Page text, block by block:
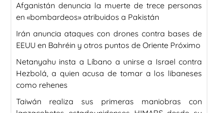
Afganistán denuncia la muerte de trece personas
en «bombardeos» atribuidos a Pakistán
Irán anuncia ataques con drones contra bases de
EEUU en Bahréin y otros puntos de Oriente Próximo
Netanyahu insta a Líbano a unirse a Israel contra
Hezbolá, a quien acusa de tomar a los libaneses
como rehenes
Taiwán realiza sus primeras maniobras con